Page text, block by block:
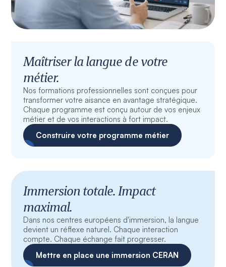
Maîtriser la langue de votre
métier.
Nos formations professionnelles sont conçues pour
transformer votre aisance en avantage stratégique.
Chaque programme est conçu autour de vos enjeux
métier et de vos interactions à fort impact.
Construire votre programme métier
Immersion totale. Impact
maximal.
Dans nos centres européens d'immersion, la langue
devient un réflexe naturel. Chaque interaction
compte. Chaque échange fait progresser.
Mettre en place une immersion CERAN